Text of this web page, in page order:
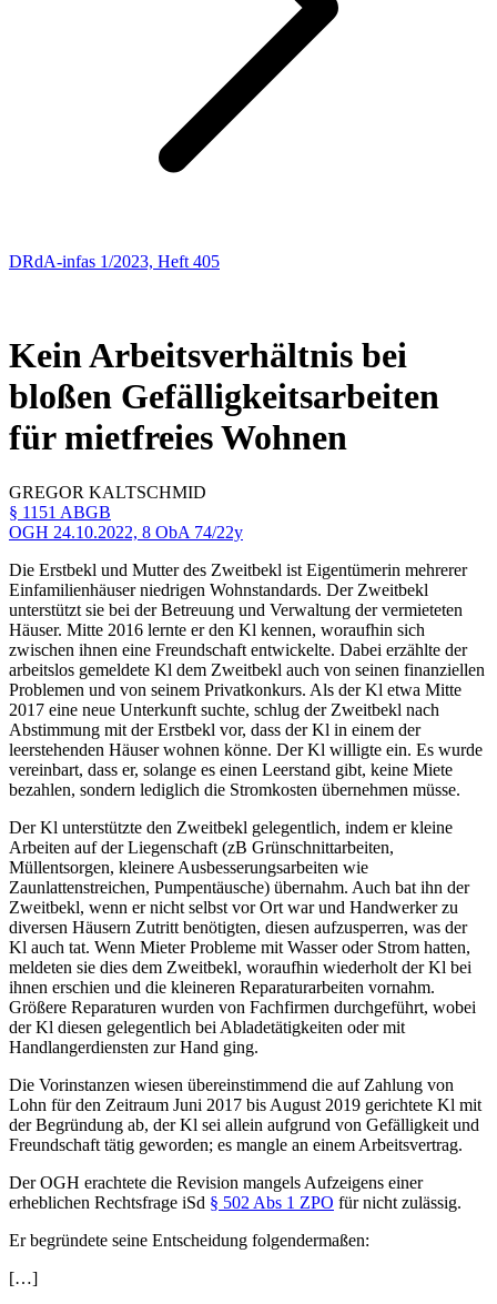
DRdA-infas 1/2023, Heft 405
Kein Arbeitsverhältnis bei
bloßen Gefälligkeitsarbeiten
für mietfreies Wohnen
GREGOR KALTSCHMID
§ 1151 ABGB
OGH 24.10.2022, 8 ObA 74/22y
Die Erstbekl und Mutter des Zweitbekl ist Eigentümerin mehrerer
Einfamilienhäuser niedrigen Wohnstandards. Der Zweitbekl
unterstützt sie bei der Betreuung und Verwaltung der vermieteten
Häuser. Mitte 2016 lernte er den Kl kennen, woraufhin sich
zwischen ihnen eine Freundschaft entwickelte. Dabei erzählte der
arbeitslos gemeldete Kl dem Zweitbekl auch von seinen finanziellen
Problemen und von seinem Privatkonkurs. Als der Kl etwa Mitte
2017 eine neue Unterkunft suchte, schlug der Zweitbekl nach
Abstimmung mit der Erstbekl vor, dass der Kl in einem der
leerstehenden Häuser wohnen könne. Der Kl willigte ein. Es wurde
vereinbart, dass er, solange es einen Leerstand gibt, keine Miete
bezahlen, sondern lediglich die Stromkosten übernehmen müsse.
Der Kl unterstützte den Zweitbekl gelegentlich, indem er kleine
Arbeiten auf der Liegenschaft (zB Grünschnittarbeiten,
Müllentsorgen, kleinere Ausbesserungsarbeiten wie
Zaunlattenstreichen, Pumpentäusche) übernahm. Auch bat ihn der
Zweitbekl, wenn er nicht selbst vor Ort war und Handwerker zu
diversen Häusern Zutritt benötigten, diesen aufzusperren, was der
Kl auch tat. Wenn Mieter Probleme mit Wasser oder Strom hatten,
meldeten sie dies dem Zweitbekl, woraufhin wiederholt der Kl bei
ihnen erschien und die kleineren Reparaturarbeiten vornahm.
Größere Reparaturen wurden von Fachfirmen durchgeführt, wobei
der Kl diesen gelegentlich bei Abladetätigkeiten oder mit
Handlangerdiensten zur Hand ging.
Die Vorinstanzen wiesen übereinstimmend die auf Zahlung von
Lohn für den Zeitraum Juni 2017 bis August 2019 gerichtete Kl mit
der Begründung ab, der Kl sei allein aufgrund von Gefälligkeit und
Freundschaft tätig geworden; es mangle an einem Arbeitsvertrag.
Der OGH erachtete die Revision mangels Aufzeigens einer
erheblichen Rechtsfrage iSd § 502 Abs 1 ZPO für nicht zulässig.
Er begründete seine Entscheidung folgendermaßen:
[…]